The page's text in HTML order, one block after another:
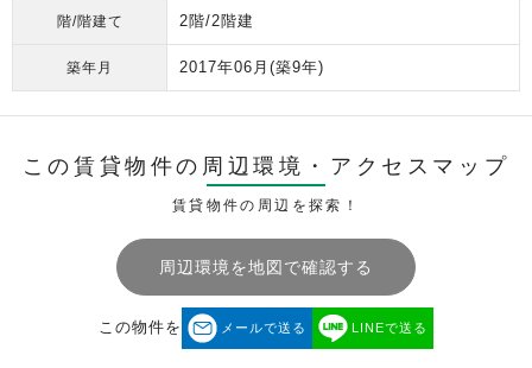
階/階建て 2階/2階建
築年月 2017年06月 (築9年)
この賃貸物件の周辺環境・ アクセスマップ
賃貸物件の周辺を探索！
周辺環境を地図で確認する
この物件を メールで送る LINEで送る